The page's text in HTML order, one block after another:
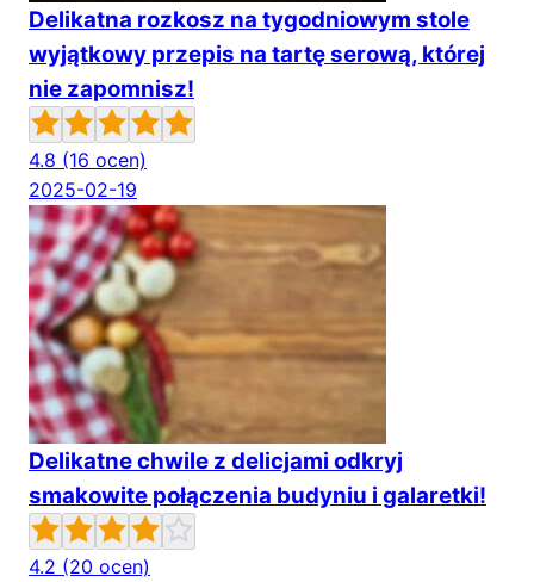
Delikatna rozkosz na tygodniowym stole
wyjątkowy przepis na tartę serową, której
nie zapomnisz!
4.8 (16 ocen)
2025-02-19
Delikatne chwile z delicjami odkryj
smakowite połączenia budyniu i galaretki!
4.2 (20 ocen)